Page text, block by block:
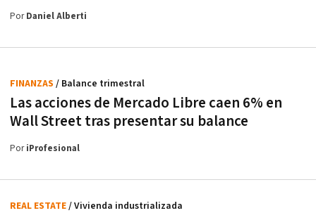
PorDaniel Alberti
Las acciones de Mercado Libre caen 6% en
Wall Street tras presentar su balance
FINANZAS / Balance trimestral
PoriProfesional
REAL ESTATE/ Vivienda industrializada